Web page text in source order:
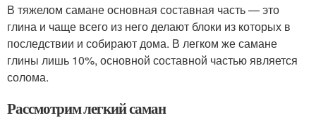
В тяжелом самане основная составная часть — это
глина и чаще всего из него делают блоки из которых в
последствии и собирают дома. В легком же самане
глины лишь 10%, основной составной частью является
солома.
Рассмотрим легкий саман